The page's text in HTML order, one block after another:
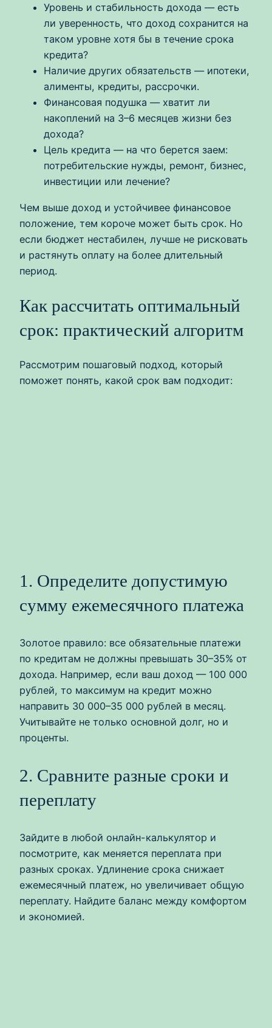
Уровень и стабильность дохода — есть
ли уверенность, что доход сохранится на
таком уровне хотя бы в течение срока
кредита?
Наличие других обязательств — ипотеки,
алименты, кредиты, рассрочки.
Финансовая подушка — хватит ли
накоплений на 3–6 месяцев жизни без
дохода?
Цель кредита — на что берется заем:
потребительские нужды, ремонт, бизнес,
инвестиции или лечение?
Чем выше доход и устойчивее финансовое
положение, тем короче может быть срок. Но
если бюджет нестабилен, лучше не рисковать
и растянуть оплату на более длительный
период.
Как рассчитать оптимальный
срок: практический алгоритм
Рассмотрим пошаговый подход, который
поможет понять, какой срок вам подходит:
1. Определите допустимую
сумму ежемесячного платежа
Золотое правило: все обязательные платежи
по кредитам не должны превышать 30–35% от
дохода. Например, если ваш доход — 100 000
рублей, то максимум на кредит можно
направить 30 000–35 000 рублей в месяц.
Учитывайте не только основной долг, но и
проценты.
2. Сравните разные сроки и
переплату
Зайдите в любой онлайн-калькулятор и
посмотрите, как меняется переплата при
разных сроках. Удлинение срока снижает
ежемесячный платеж, но увеличивает общую
переплату. Найдите баланс между комфортом
и экономией.